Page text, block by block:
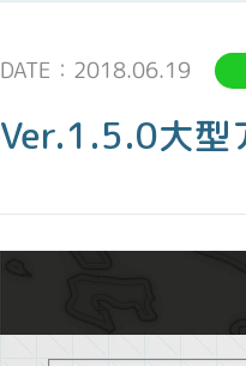
DATE：2018.06.19
Ver.1.5.0大型